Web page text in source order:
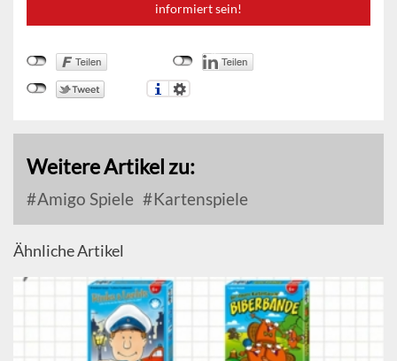
informiert sein!
Weitere Artikel zu:
Amigo Spiele Kartenspiele
Ähnliche Artikel